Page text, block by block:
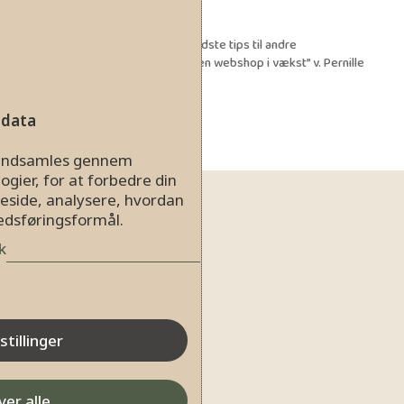
Kl. 19:30 – 20:20 Oplæg: “Mine bedste tips til andre
webshopejere: Sådan skabte vi en webshop i vækst” v. Pernille
Kl. 20:20 – 20:30 Tak for i dag
gennem
for at forbedre din
analysere, hvordan